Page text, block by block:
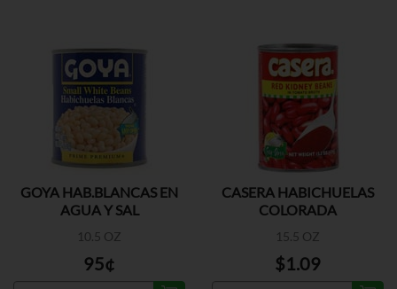
GOYA HAB.BLANCAS EN
AGUA Y SAL
10.5 OZ
95¢
CASERA HABICHUELAS
COLORADA
15.5 OZ
$1.09